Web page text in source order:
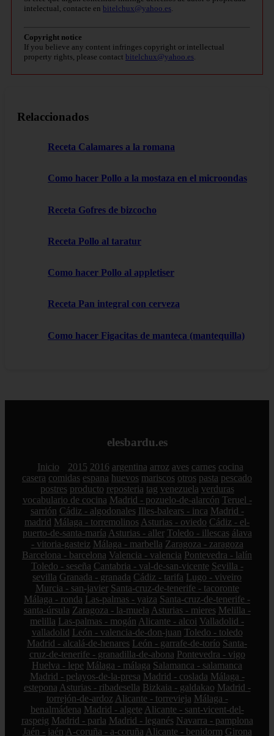
intelectual, contacte en bitelchux@yahoo.es
Copyright notice
If you believe any content infringes copyright or intellectual
property rights, please contact bitelchux@yahoo.es
Relaccionados
Receta Calamares a la romana
Como hacer Pollo a la mostaza en el microondas
Receta Gofres de bizcocho
Receta Pollo al taratur
Como hacer Pollo al appletiser
Receta Pan integral con cerveza
Como hacer Figacitas de manteca (mantequilla)
elesbardu.es
Inicio 2015 2016 argentina arroz aves carnes cocina
casera comidas espana huevos mariscos otros pasta pescado
postres producto reposteria tag venezuela verduras
vocabulario de cocina Madrid - pozuelo-de-alarcón Teruel -
sarrión Cádiz - algodonales Illes-balears - inca Madrid -
madrid Málaga - torremolinos Asturias - oviedo Cádiz - el-
puerto-de-santa-maría Asturias - aller Toledo - illescas álava
- vitoria-gasteiz Málaga - marbella Zaragoza - zaragoza
Barcelona - barcelona Valencia - valencia Pontevedra - lalín
Toledo - seseña Cantabria - val-de-san-vicente Sevilla -
sevilla Granada - granada Cádiz - tarifa Lugo - viveiro
Murcia - san-javier Santa-cruz-de-tenerife - tacoronte
Málaga - ronda Las-palmas - yaiza Santa-cruz-de-tenerife -
santa-úrsula Zaragoza - la-muela Asturias - mieres Melilla -
melilla Las-palmas - mogán Alicante - alcoi Valladolid -
valladolid León - valencia-de-don-juan Toledo - toledo
Madrid - alcalá-de-henares León - garrafe-de-torío Santa-
cruz-de-tenerife - granadilla-de-abona Pontevedra - vigo
Huelva - lepe Málaga - málaga Salamanca - salamanca
Madrid - pelayos-de-la-presa Madrid - coslada Málaga -
estepona Asturias - ribadesella Bizkaia - galdakao Madrid -
torrejón-de-ardoz Alicante - torrevieja Málaga -
benalmádena Madrid - algete Alicante - sant-vicent-del-
raspeig Madrid - parla Madrid - leganés Navarra - pamplona
Jaén - jaén A-coruña - a-coruña Alicante - benidorm Girona